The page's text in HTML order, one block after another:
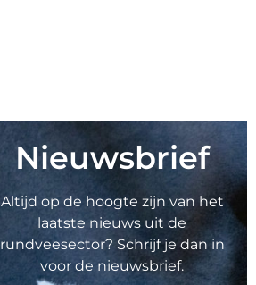
Nieuwsbrief
Altijd op de hoogte zijn van het
laatste nieuws uit de
rundveesector? Schrijf je dan in
voor de nieuwsbrief.